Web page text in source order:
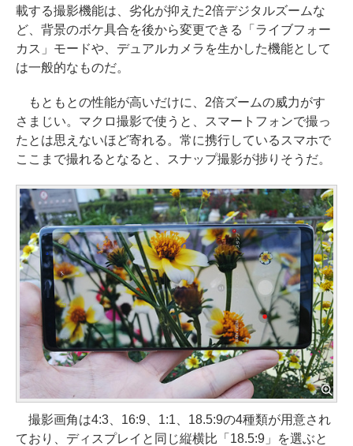
載する撮影機能は、劣化が抑えた2倍デジタルズームな
ど、背景のボケ具合を後から変更できる「ライブフォー
カス」モードや、デュアルカメラを生かした機能として
は一般的なものだ。
もともとの性能が高いだけに、2倍ズームの威力がす
さまじい。マクロ撮影で使うと、スマートフォンで撮っ
たとは思えないほど寄れる。常に携行しているスマホで
ここまで撮れるとなると、スナップ撮影が捗りそうだ。
撮影画角は4:3、16:9、1:1、18.5:9の4種類が用意され
ており、ディスプレイと同じ縦横比「18.5:9」を選ぶと